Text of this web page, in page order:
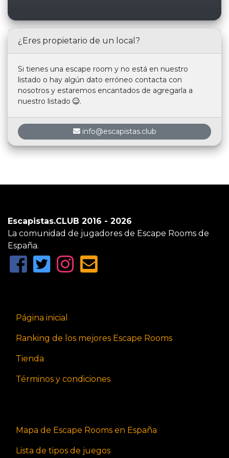
¿Eres propietario de un local?
Si tienes una escape room y no está en nuestro
listado o hay algún dato erróneo contacta con
nosotros y estaremos encantados de agregarla a
nuestro listado
.
info@escapistas.club
Escapistas.CLUB 2016 - 2026
La comunidad de jugadores de Escape Rooms de
España.
Página inicial
Ranking de los mejores Escape Rooms
Tienda
Términos y condiciones
Mapa de Escape Rooms en España
Lista de tipos de juegos